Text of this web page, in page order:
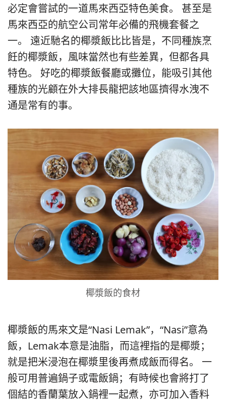
必定會嘗試的一道馬來西亞特色美食。 甚至是
馬來西亞的航空公司常年必備的飛機套餐之
一。 遠近馳名的椰漿飯比比皆是，不同種族烹
飪的椰漿飯，風味當然也有些差異，但都各具
特色。 好吃的椰漿飯餐廳或攤位，能吸引其他
種族的光顧在外大排長龍把該地區擠得水洩不
通是常有的事。
椰漿飯的食材
椰漿飯的馬來文是“Nasi Lemak”，“Nasi”意為
飯，Lemak本意是油脂，而這裡指的是椰漿；
就是把米浸泡在椰漿里後再煮成飯而得名。 一
般可用普遍鍋子或電飯鍋；有時候也會將打了
個結的香蘭葉放入鍋裡一起煮，亦可加入香料